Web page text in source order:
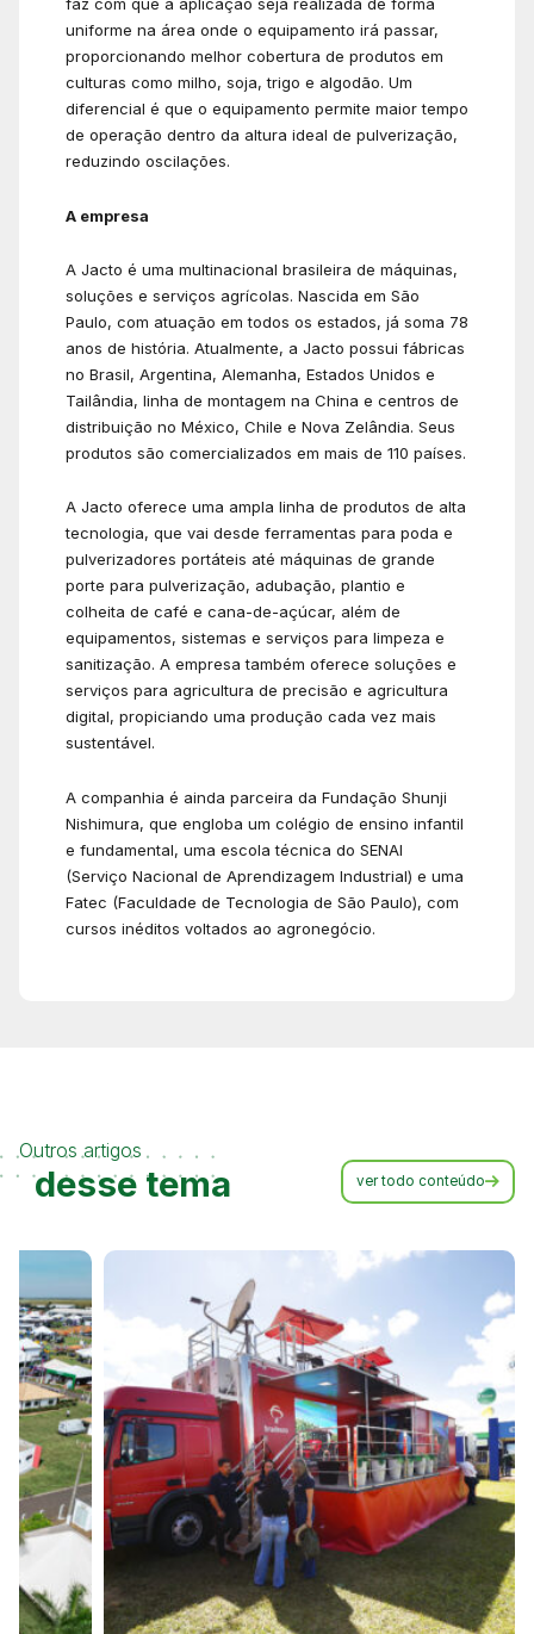
uniforme na área onde o equipamento irá passar,
proporcionando melhor cobertura de produtos em
culturas como milho, soja, trigo e algodão. Um
diferencial é que o equipamento permite maior tempo
de operação dentro da altura ideal de pulverização,
reduzindo oscilações.
A empresa
A Jacto é uma multinacional brasileira de máquinas,
soluções e serviços agrícolas. Nascida em São
Paulo, com atuação em todos os estados, já soma 78
anos de história. Atualmente, a Jacto possui fábricas
no Brasil, Argentina, Alemanha, Estados Unidos e
Tailândia, linha de montagem na China e centros de
distribuição no México, Chile e Nova Zelândia. Seus
produtos são comercializados em mais de 110 países.
A Jacto oferece uma ampla linha de produtos de alta
tecnologia, que vai desde ferramentas para poda e
pulverizadores portáteis até máquinas de grande
porte para pulverização, adubação, plantio e
colheita de café e cana-de-açúcar, além de
equipamentos, sistemas e serviços para limpeza e
sanitização. A empresa também oferece soluções e
serviços para agricultura de precisão e agricultura
digital, propiciando uma produção cada vez mais
sustentável.
A companhia é ainda parceira da Fundação Shunji
Nishimura, que engloba um colégio de ensino infantil
e fundamental, uma escola técnica do SENAI
(Serviço Nacional de Aprendizagem Industrial) e uma
Fatec (Faculdade de Tecnologia de São Paulo), com
cursos inéditos voltados ao agronegócio.
Outros artigos
desse tema ver todo conteúdo